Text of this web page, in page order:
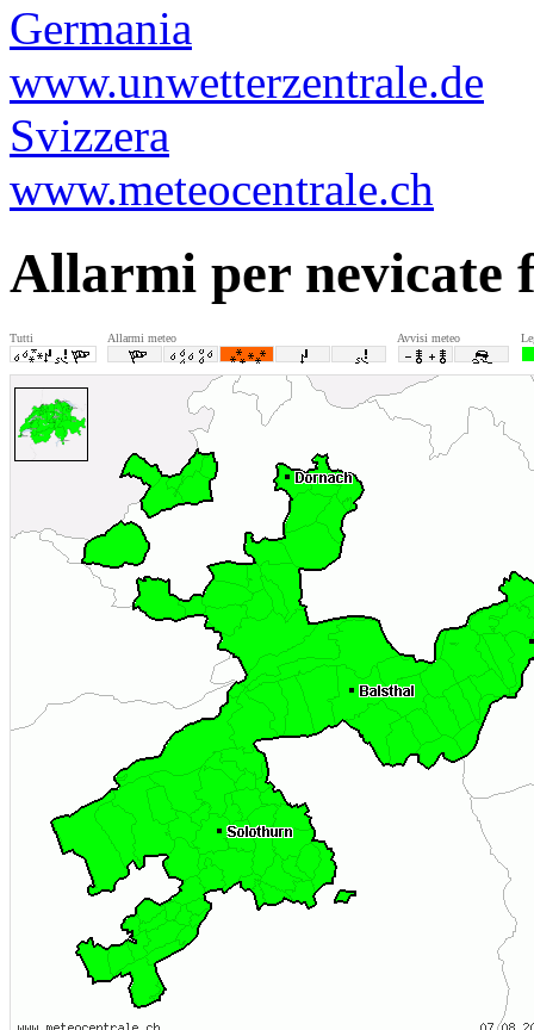
Germania
www.unwetterzentrale.de
Svizzera
www.meteocentrale.ch
Allarmi per nevicate
Tutti Allarmi meteo Avvisi meteo